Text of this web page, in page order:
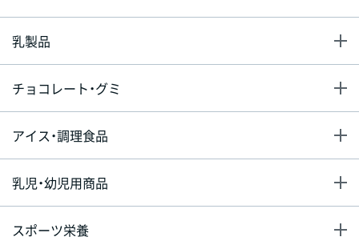
乳製品
チョコレート・グミ
アイス・調理食品
乳児・幼児用商品
スポーツ栄養